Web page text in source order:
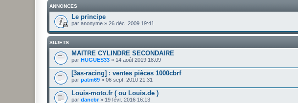
ANNONCES
Le principe
par anonyme » 26 déc. 2009 19:41
SUJETS
MAITRE CYLINDRE SECONDAIRE
par HUGUES33 » 14 août 2019 18:09
[3as-racing] : ventes pièces 1000cbrf
par patm69 » 06 sept. 2010 21:31
Louis-moto.fr ( ou Louis.de )
par dancbr» 19 févr. 2016 16:13